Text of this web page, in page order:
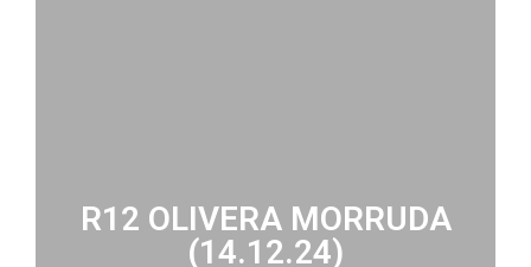
R12 OLIVERA MORRUDA
(14.12.24)